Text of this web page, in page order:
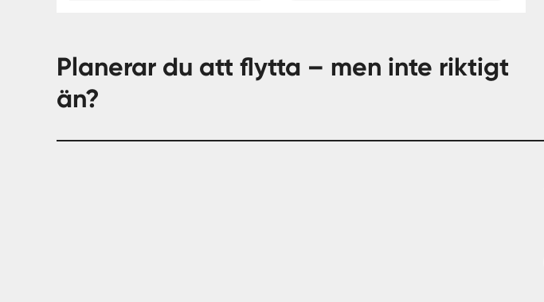
Planerar du att flytta – men inte riktigt
än?